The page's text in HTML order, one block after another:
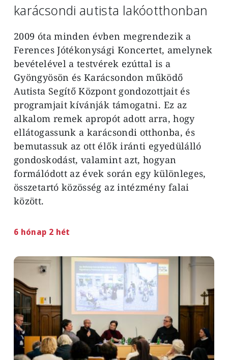
karácsondi autista lakóotthonban
2009 óta minden évben megrendezik a
Ferences Jótékonysági Koncertet, amelynek
bevételével a testvérek ezúttal is a
Gyöngyösön és Karácsondon működő
Autista Segítő Központ gondozottjait és
programjait kívánják támogatni. Ez az
alkalom remek apropót adott arra, hogy
ellátogassunk a karácsondi otthonba, és
bemutassuk az ott élők iránti egyedülálló
gondoskodást, valamint azt, hogyan
formálódott az évek során egy különleges,
összetartó közösség az intézmény falai
között.
6 hónap 2 hét
Image